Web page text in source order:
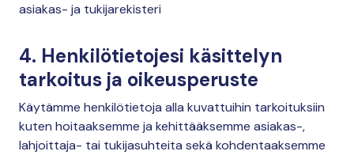
asiakas- ja tukijarekisteri
4. Henkilötietojesi käsittelyn
tarkoitus ja oikeusperuste
Käytämme henkilötietoja alla kuvattuihin tarkoituksiin
kuten hoitaaksemme ja kehittääksemme asiakas-,
lahjoittaja- tai tukijasuhteita sekä kohdentaaksemme